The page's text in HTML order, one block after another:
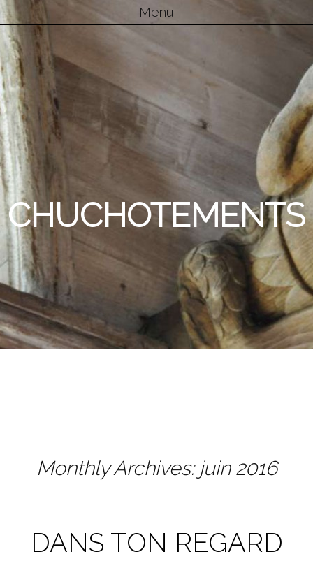
Menu
Skip to content
CHUCHOTEMENTS
Monthly Archives: juin 2016
DANS TON REGARD